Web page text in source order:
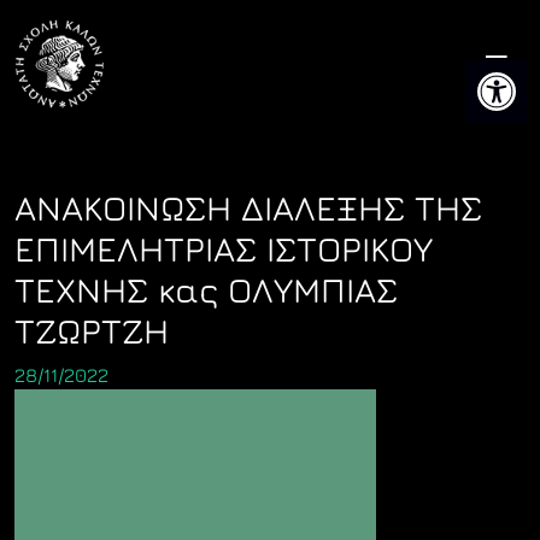
content
ΑΝΑΚΟΙΝΩΣΗ ΔΙΑΛΕΞΗΣ ΤΗΣ
ΕΠΙΜΕΛΗΤΡΙΑΣ ΙΣΤΟΡΙΚΟΥ
ΤΕΧΝΗΣ κας ΟΛΥΜΠΙΑΣ
ΤΖΩΡΤΖΗ
28/11/2022